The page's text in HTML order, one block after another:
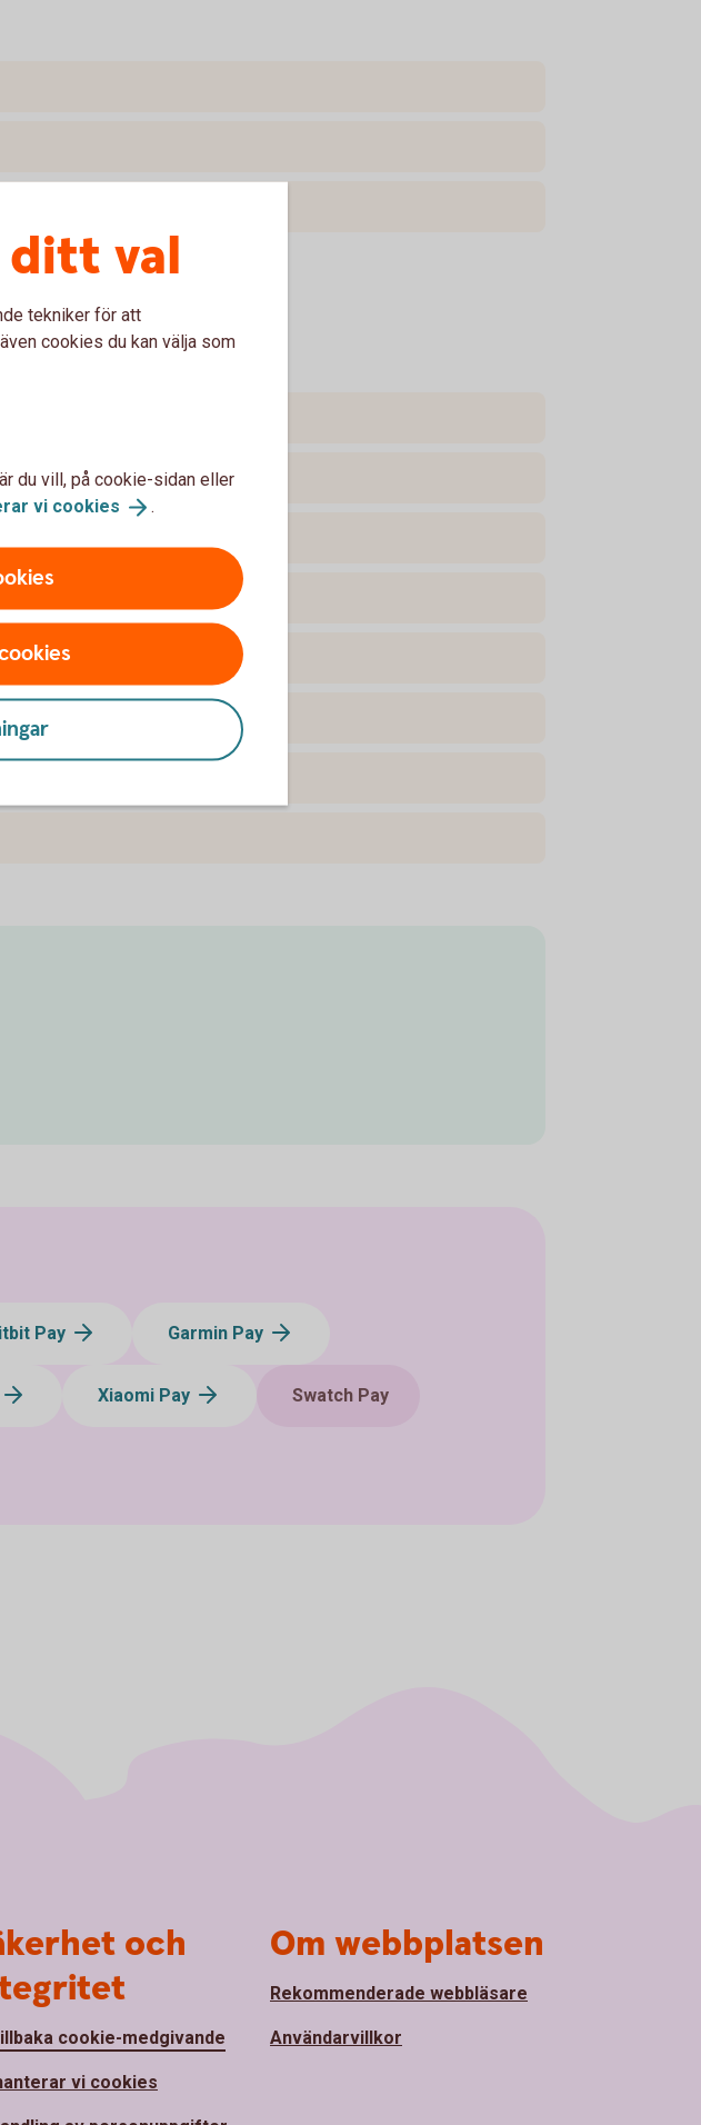
Pay Garmin Pay
Xiaomi Pay Swatch Pay
ditt val
tekniker för att
cookies du kan välja som
du vill, på cookie-sidan eller
vi cookies .
och
cookie-medgivande
vi cookies
Om webbplatsen
Rekommenderade webbläsare
Användarvillkor